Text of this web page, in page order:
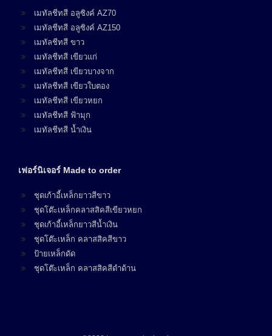
เมทัลชีทสี อลูซิงค์ AZ70
เมทัลชีทสี อลูซิงค์ AZ150
เมทัลชีทสี ขาว
เมทัลชีทสี เขียวแก่
เมทัลชีทสี เขียวบางจาก
เมทัลชีทสี เขียวใบตอง
เมทัลชีทสี เขียวหยก
เมทัลชีทสี ฟ้ามุก
เมทัลชีทสี น้ำเงิน
เฟอร์นิเจอร์ Made to order
ชุดเก้าอี้เหล็กยาวสีขาว
ชุดโต๊ะเหล็กคลาสสิคสีเขียวหยก
ชุดเก้าอี้เหล็กยาวสีน้ำเงิน
ชุดโต๊ะเหล็ก คลาสสิคสีขาว
ป้ายเหล็กดัด
ชุดโต๊ะเหล็ก คลาสสิคสีดำด้าน